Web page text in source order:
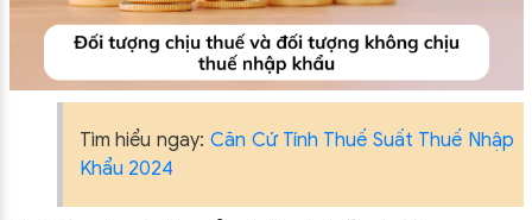
Tìm hiểu ngay:Căn Cứ Tính Thuế Suất Thuế Nhập
Khẩu 2024